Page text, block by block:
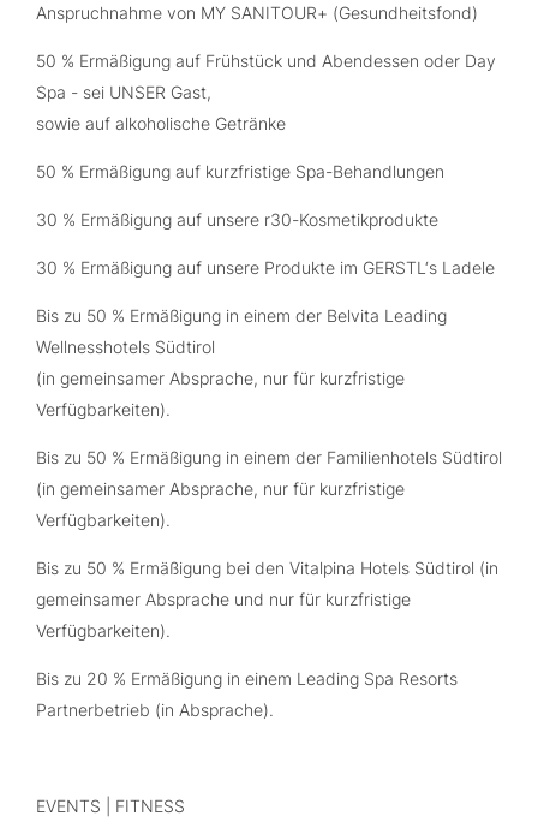
Anspruchnahme von MY SANITOUR+ (Gesundheitsfond)
50 % Ermäßigung auf Frühstück und Abendessen oder Day
Spa - sei UNSER Gast,
sowie auf alkoholische Getränke
50 % Ermäßigung auf kurzfristige Spa-Behandlungen
30 % Ermäßigung auf unsere r30-Kosmetikprodukte
30 % Ermäßigung auf unsere Produkte im GERSTL‘s Ladele
Bis zu 50 % Ermäßigung in einem der Belvita Leading
Wellnesshotels Südtirol
(in gemeinsamer Absprache, nur für kurzfristige
Verfügbarkeiten).
Bis zu 50 % Ermäßigung in einem der Familienhotels Südtirol
(in gemeinsamer Absprache, nur für kurzfristige
Verfügbarkeiten).
Bis zu 50 % Ermäßigung bei den Vitalpina Hotels Südtirol (in
gemeinsamer Absprache und nur für kurzfristige
Verfügbarkeiten).
Bis zu 20 % Ermäßigung in einem Leading Spa Resorts
Partnerbetrieb (in Absprache).
EVENTS | FITNESS